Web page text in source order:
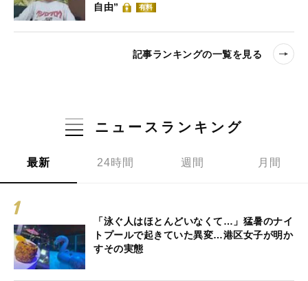
自由”
有料
記事ランキングの一覧を見る
ニュースランキング
最新 24時間 週間 月間
「泳ぐ人はほとんどいなくて…」猛暑のナイ
トプールで起きていた異変…港区女子が明か
すその実態